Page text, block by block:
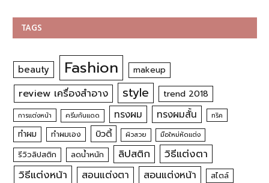
TAGS
beauty Fashion makeup
review เครื่องสำอาง style trend 2018
การแต่งหน้า ครีมกันแดด ทรงผม ทรงผมสั้น ทริค
ทำผม ทำผมเอง บิวตี้ ผิวสวย มือใหม่หัดแต่ง
รีวิวลิปสติก ลดน้ำหนัก ลิปสติก
วิธีแต่งตา
วิธีแต่งหน้า
สอนแต่งตา สอนแต่งหน้า สไตล์